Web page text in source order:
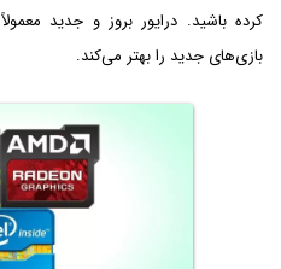
کرده باشید. درایور بروز و جدید
بازی‌های جدید را بهتر می‌کند.